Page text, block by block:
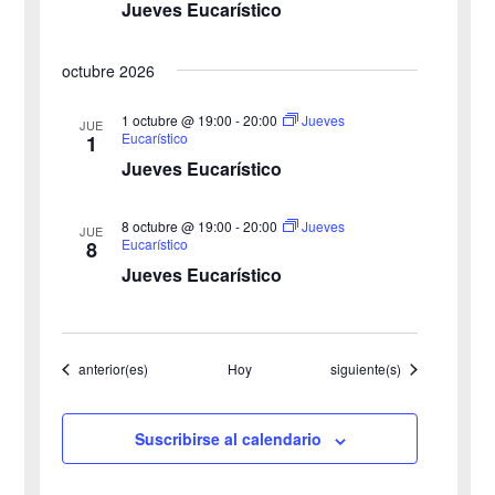
e
e
Jueves Eucarístico
octubre 2026
JUE
1
Jueves Eucarístico
1 octubre @ 19:00 -20:00
Jueves
Eucarístico
JUE
8
Jueves Eucarístico
8 octubre @ 19:00 -20:00
Jueves
Eucarístico
Eventos
anterior(es) Hoy Eventos
siguiente(s)
Suscribirse al calendario